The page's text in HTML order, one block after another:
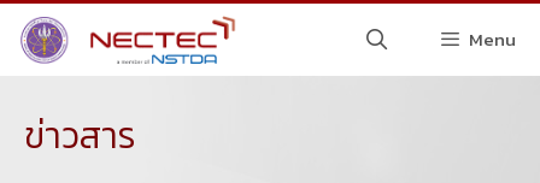
Menu
ข่าวสาร